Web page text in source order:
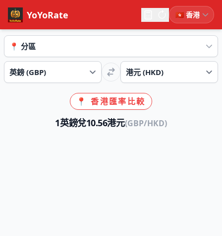
YoYoRate
📍 香港匯率比較
1英鎊兌10.56港元(GBP/HKD)